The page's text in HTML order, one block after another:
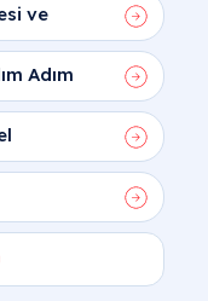
ve
Adım